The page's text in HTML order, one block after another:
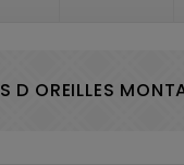
D OREILLES